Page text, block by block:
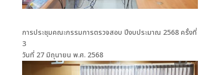
การประชุมคณะกรรมการตรวจสอบ ปีงบประมาณ 2568 ครั้งที่
3
วันที่ 27 มิถุนายน พ.ศ. 2568